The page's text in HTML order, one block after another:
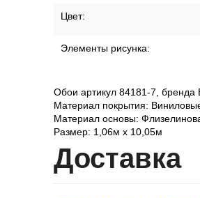
Цвет:
Элементы рисунка:
Обои артикул 84181-7,
Материал покрытия:
Материал основы:
Размер: 1,06м х 10,05м
Доставка